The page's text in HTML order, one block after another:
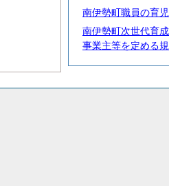
南伊勢町職員の育
南伊勢町次世代育
事業主等を定める